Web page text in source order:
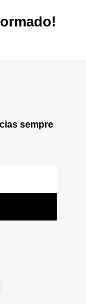
sempre